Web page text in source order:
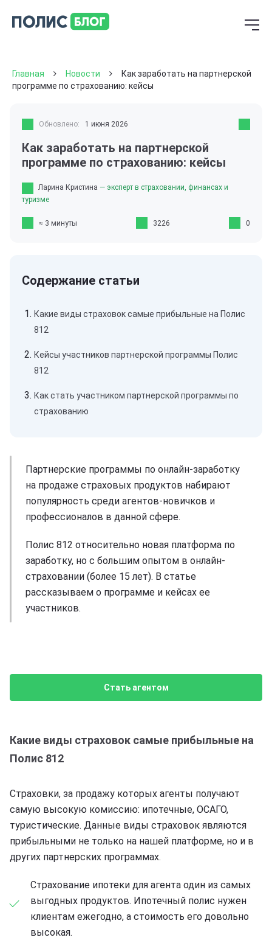
Главная Новости
Как заработать на партнерской
программе по страхованию: кейсы
Обновлено: 1 июня 2026
Как заработать на партнерской
программе по страхованию: кейсы
Ларина Кристина — эксперт в страховании, финансах и
туризме
≈ 3 минуты 3226 0
Какие виды страховок самые прибыльные на Полис
812
Кейсы участников партнерской программы Полис
812
Как стать участником партнерской программы по
страхованию
Партнерские программы по онлайн-заработку
на продаже страховых продуктов набирают
популярность среди агентов-новичков и
профессионалов в данной сфере.
Полис 812 относительно новая платформа по
заработку, но с большим опытом в онлайн-
страховании (более 15 лет). В статье
рассказываем о программе и кейсах ее
участников.
Стать агентом
Какие виды страховок самые прибыльные на
Полис 812
Страховки, за продажу которых агенты получают
самую высокую комиссию: ипотечные, ОСАГО,
туристические. Данные виды страховок являются
прибыльными не только на нашей платформе, но и в
других партнерских программах.
Страхование ипотеки для агента один из самых
выгодных продуктов. Ипотечный полис нужен
клиентам ежегодно, а стоимость его довольно
высокая.